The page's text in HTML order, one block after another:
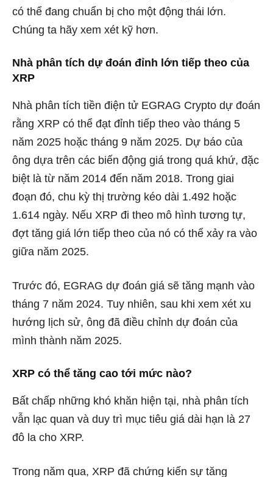
có thể đang chuẩn bị cho một động thái lớn.
Chúng ta hãy xem xét kỹ hơn.
Nhà phân tích dự đoán đỉnh lớn tiếp theo của
XRP
Nhà phân tích tiền điện tử EGRAG Crypto dự đoán
rằng XRP có thể đạt đỉnh tiếp theo vào tháng 5
năm 2025 hoặc tháng 9 năm 2025. Dự báo của
ông dựa trên các biến động giá trong quá khứ, đặc
biệt là từ năm 2014 đến năm 2018. Trong giai
đoạn đó, chu kỳ thị trường kéo dài 1.492 hoặc
1.614 ngày. Nếu XRP đi theo mô hình tương tự,
đợt tăng giá lớn tiếp theo của nó có thể xảy ra vào
giữa năm 2025.
Trước đó, EGRAG dự đoán giá sẽ tăng mạnh vào
tháng 7 năm 2024. Tuy nhiên, sau khi xem xét xu
hướng lịch sử, ông đã điều chỉnh dự đoán của
mình thành năm 2025.
XRP có thể tăng cao tới mức nào?
Bất chấp những khó khăn hiện tại, nhà phân tích
vẫn lạc quan và duy trì mục tiêu giá dài hạn là 27
đô la cho XRP.
Trong năm qua, XRP đã chứng kiến ​​sự tăng